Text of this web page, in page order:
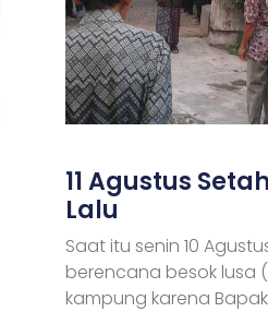
11 Agustus
Lalu
Saat itu senin 10
berencana besok lusa
kampung karena